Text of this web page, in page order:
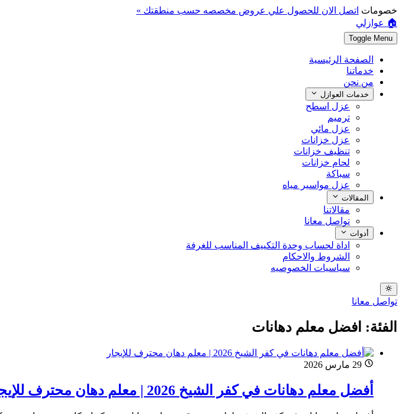
خصومات اتصل الان للحصول علي عروض مخصصه حسب منطقتك »
🏠 عوازلي
Toggle Menu
الصفحة الرئيسية
خدماتنا
من نحن
خدمات العوازل
عزل اسطح
ترميم
عزل مائي
عزل خزانات
تنظيف خزانات
لحام خزانات
سباكة
عزل مواسير مياه
المقالات
مقالاتنا
تواصل معانا
أدوات
اداة لحساب وحدة التكييف المناسب للغرفة
الشروط والاحكام
سياسيات الخصوصيه
تواصل معانا
الفئة: افضل معلم دهانات
29 مارس 2026
أفضل معلم دهانات في كفر الشيخ 2026 | معلم دهان محترف للإيجار